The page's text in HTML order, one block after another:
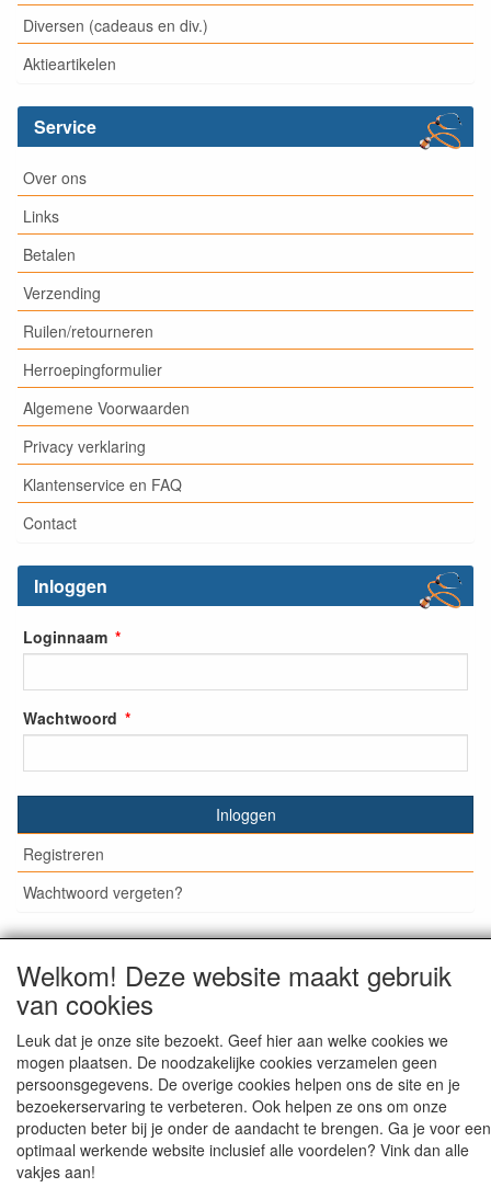
Diversen (cadeaus en div.)
Aktieartikelen
Service
Over ons
Links
Betalen
Verzending
Ruilen/retourneren
Herroepingformulier
Algemene Voorwaarden
Privacy verklaring
Klantenservice en FAQ
Contact
Inloggen
Loginnaam
Wachtwoord
Inloggen
Registreren
Wachtwoord vergeten?
© Medisan Trading | Alblasserdam. Alle genoemde prijzen
zijn inclusief BTW en exclusief
staat aangegeven.
Welkom! Deze website maakt gebruik
van cookies
Leuk dat je onze site bezoekt. Geef hier aan welke cookies we
mogen plaatsen. De noodzakelijke cookies verzamelen geen
persoonsgegevens. De overige cookies helpen ons de site en je
bezoekerservaring te verbeteren. Ook helpen ze ons om onze
producten beter bij je onder de aandacht te brengen. Ga je voor een
optimaal werkende website inclusief alle voordelen? Vink dan alle
vakjes aan!